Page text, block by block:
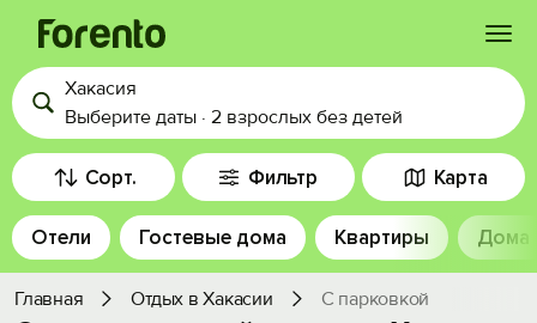
Войти
Избранное
История просмотра
Добавить свой объект
Хакасия
Выберите даты · 2 взрослых без детей
Сорт. Фильтр Карта
Отели Гостевые дома Квартиры Дома
Главная Отдых в Хакасии С парковкой